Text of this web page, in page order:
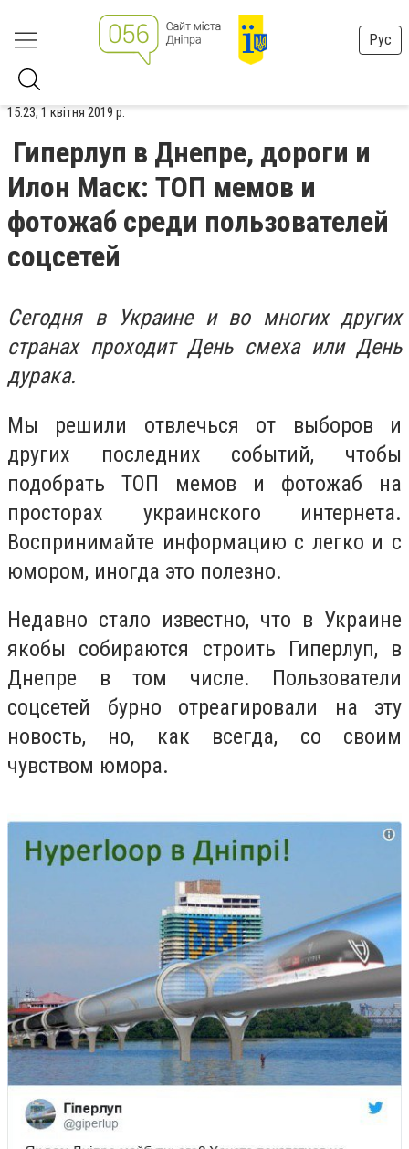
Рус
15:23, 1 квітня 2019 р.
Гиперлуп в Днепре, дороги и
Илон Маск: ТОП мемов и
фотожаб среди пользователей
соцсетей
Сегодня в Украине и во многих других
странах проходит День смеха или День
дурака.
Мы решили отвлечься от выборов и
других последних событий, чтобы
подобрать ТОП мемов и фотожаб на
просторах украинского интернета.
Воспринимайте информацию с легко и с
юмором, иногда это полезно.
Недавно стало известно, что в Украине
якобы собираются строить Гиперлуп, в
Днепре в том числе. Пользователи
соцсетей бурно отреагировали на эту
новость, но, как всегда, со своим
чувством юмора.